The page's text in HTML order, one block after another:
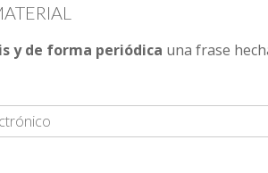
y de forma periódica una frase